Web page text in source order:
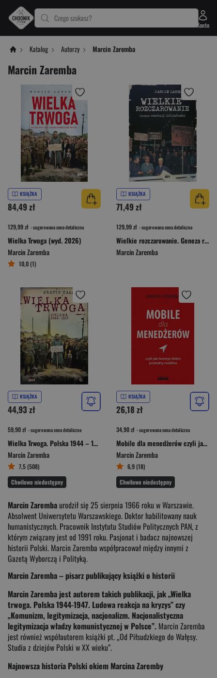
Czego szukasz?
Konto
Katalog Autorzy Marcin Zaremba
Marcin Zaremba
KSIĄŻKA
84,49 zł
129,99 zł - sugerowana cena detaliczna
Wielka Trwoga (wyd. 2026)
Marcin Zaremba
10,0 (1)
KSIĄŻKA
71,49 zł
129,99 zł - sugerowana cena detaliczna
Wielkie rozczarowanie. Geneza rewolucji Solidarności
Marcin Zaremba
KSIĄŻKA
44,93 zł
59,90 zł - sugerowana cena detaliczna
Wielka Trwoga. Polska 1944 – 1947. Ludowa reakcja na kryzys
Marcin Zaremba
7,5 (508)
Chwilowo niedostępny
KSIĄŻKA
26,18 zł
34,90 zł - sugerowana cena detaliczna
Mobile dla menedżerów czyli jak tworzyć dobre produkty mobilne
Marcin Zaremba
6,9 (18)
Chwilowo niedostępny
Marcin Zarembaurodził się 25 sierpnia 1966 roku w Warszawie.
Absolwent Uniwersytetu Warszawskiego. Doktor habilitowany nauk
humanistycznych. Pracownik Instytutu Studiów Politycznych PAN, z
którym związany jest od 1991 roku. Pasjonat i badacz najnowszej
historii Polski. Marcin Zaremba współpracował między innymi z
Gazetą Wyborczą i Polityką.
Marcin Zaremba – pisarz publikujący książki o historii
Marcin Zaremba jest autorem takich publikacji, jak „Wielka
trwoga. Polska 1944-1947. Ludowa reakcja na kryzys” czy
„Komunizm, legitymizacja, nacjonalizm. Nacjonalistyczna
legitymizacja władzy komunistycznej w Polsce”. Marcin Zaremba
jest również współautorem książki pt. „Od Piłsudzkiego do Wałęsy.
Studia z dziejów Polski w XX wieku”.
Najnowsza historia Polski okiem Marcina Zaremby